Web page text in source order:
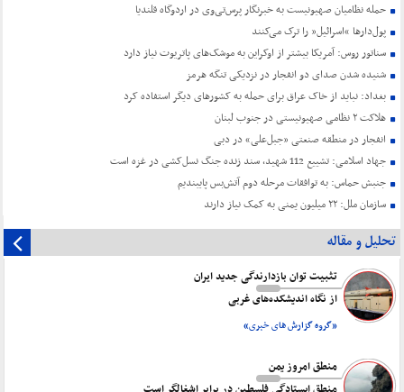
حمله نظامیان صهیونیست به خبرنگار پرس‌تی‌وی در اردوگاه قلندیا
پول‌دارها “اسرائیل” را ترک می‌کنند
سناتور روس: آمریکا بیشتر از اوکراین به موشک‌های پاتریوت نیاز دارد
شنیده شدن صدای دو انفجار در نزدیکی تنگه هرمز
بغداد: نباید از خاک عراق برای حمله به کشورهای دیگر استفاده کرد
هلاکت ۲ نظامی صهیونیستی در جنوب لبنان
انفجار در منطقه صنعتی «جبل‌علی» در دبی
جهاد اسلامی: تشییع 112 شهید، سند زنده جنگ نسل‌کشی در غزه است
جنبش حماس: به توافقات مرحله دوم آتش‌بس پایبندیم
سازمان ملل: ۲۲ میلیون یمنی به کمک نیاز دارند
تحلیل و مقاله
تثبیت توان بازدارندگی جدید ایران
از نگاه اندیشکده‌های غربی
«گروه گزارش های خبری»
منطق امروز یمن